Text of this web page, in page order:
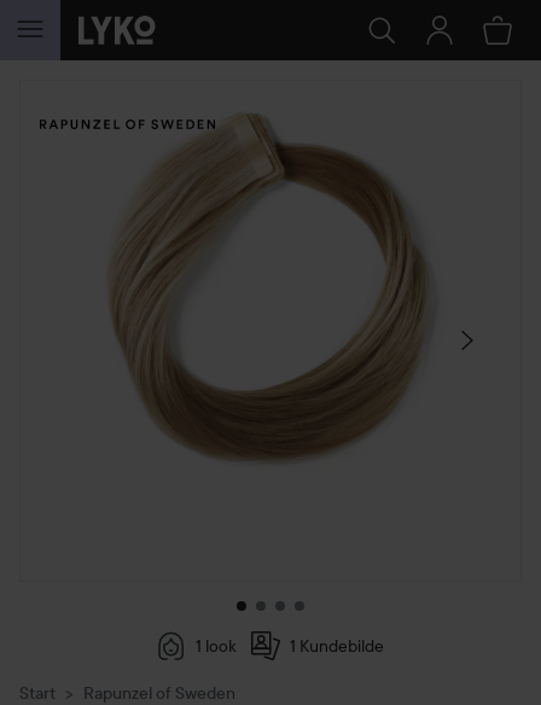
GÅ TIL INNHOLD
HOPP OVER SEKSJON
1 look 1 Kundebilde
Start Rapunzel of Sweden